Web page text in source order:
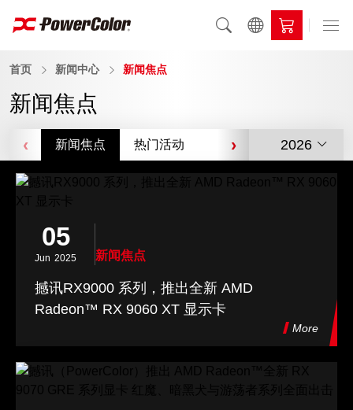
首页 新闻中心 新闻焦点
新闻焦点
新闻焦点 热门活动 视频 荣耀金典
‹ › 2026
05
Jun 2025 新闻焦点
撼讯RX9000 系列，推出全新 AMD
Radeon™ RX 9060 XT 显示卡
More